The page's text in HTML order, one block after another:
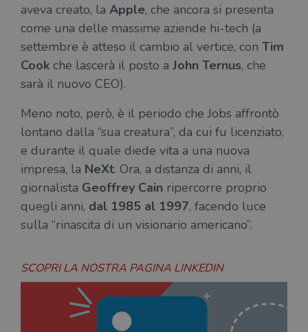
aveva creato, la Apple, che ancora si presenta
come una delle massime aziende hi-tech (a
settembre è atteso il cambio al vertice, con Tim
Cook che lascerà il posto a John Ternus, che
sarà il nuovo CEO).
Meno noto, però, è il periodo che Jobs affrontò
lontano dalla “sua creatura”, da cui fu licenziato,
e durante il quale diede vita a una nuova
impresa, la NeXt. Ora, a distanza di anni, il
giornalista Geoffrey Cain ripercorre proprio
quegli anni, dal 1985 al 1997, facendo luce
sulla “rinascita di un visionario americano”.
SCOPRI LA NOSTRA PAGINA LINKEDIN